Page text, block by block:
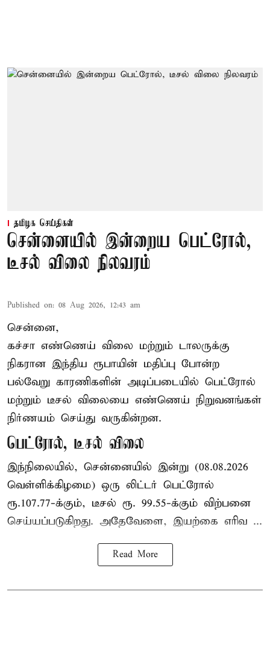
தமிழக செய்திகள்
சென்னையில் இன்றைய பெட்ரோல்,
டீசல் விலை நிலவரம்
Published on: 08 Aug 2026, 12:43 am
சென்னை,
கச்சா எண்ணெய் விலை மற்றும் டாலருக்கு
நிகரான இந்திய ரூபாயின் மதிப்பு போன்ற
பல்வேறு காரணிகளின் அடிப்படையில் பெட்ரோல்
மற்றும் டீசல் விலையை எண்ணெய் நிறுவனங்கள்
நிர்ணயம் செய்து வருகின்றன.
பெட்ரோல், டீசல் விலை
இந்நிலையில், சென்னையில் இன்று (08.08.2026
வெள்ளிக்கிழமை) ஒரு லிட்டர் பெட்ரோல்
ரூ.107.77-க்கும், டீசல் ரூ. 99.55-க்கும் விற்பனை
செய்யப்படுகிறது. அதேவேளை, இயற்கை எரிவ ...
Read More